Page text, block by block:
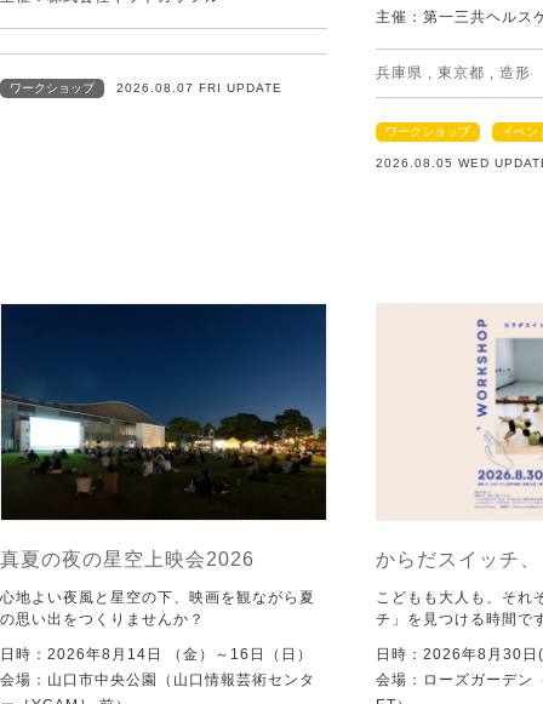
ワークショップ 2026.08.07 FRI UPDATE
主催：第一三共ヘルス
兵庫県 , 東京都 , 造形
ワークショップ イベン
2026.08.05 WED
真夏の夜の星空上映会2026
心地よい夜風と星空の下、映画を観ながら夏
の思い出をつくりませんか？
日時：2026年8月14日 （金）～16日（日）
会場：山口市中央公園（山口情報芸術センタ
からだスイッチ
こどもも大人も、それ
チ」を見つける時間で
日時：2026年8月30日
会場：ローズガーデン